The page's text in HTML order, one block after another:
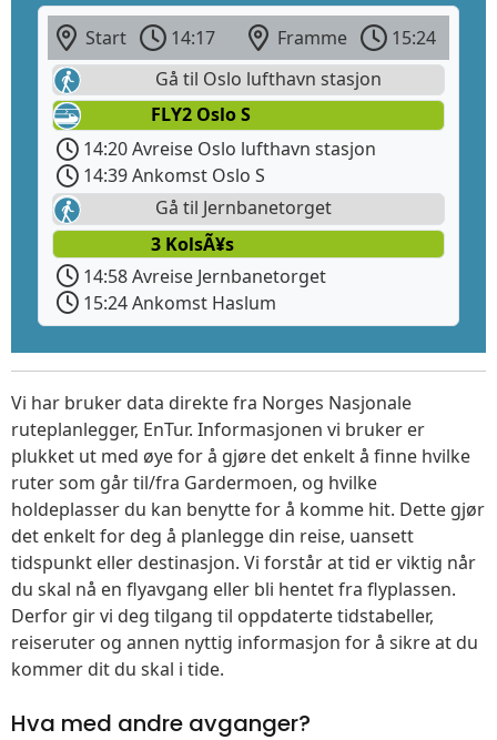
Start 14:17 Framme
15:24
Gå til Oslo lufthavn stasjon
FLY2 Oslo S
14:20 Avreise Oslo lufthavn stasjon
14:39 Ankomst Oslo S
Gå til Jernbanetorget
3 KolsÃ¥s
14:58 Avreise Jernbanetorget
15:24 Ankomst Haslum
Vi har bruker data direkte fra Norges Nasjonale
ruteplanlegger, EnTur. Informasjonen vi bruker er
plukket ut med øye for å gjøre det enkelt å finne hvilke
ruter som går til/fra Gardermoen, og hvilke
holdeplasser du kan benytte for å komme hit. Dette gjør
det enkelt for deg å planlegge din reise, uansett
tidspunkt eller destinasjon. Vi forstår at tid er viktig når
du skal nå en flyavgang eller bli hentet fra flyplassen.
Derfor gir vi deg tilgang til oppdaterte tidstabeller,
reiseruter og annen nyttig informasjon for å sikre at du
kommer dit du skal i tide.
Hva med andre avganger?